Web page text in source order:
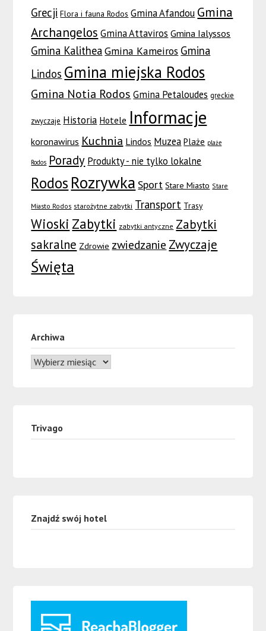
Grecji Flora i fauna Rodos Gmina Afandou Gmina
Archangelos Gmina Attaviros Gmina Ialyssos
Gmina Kalithea Gmina Kameiros Gmina
Lindos Gmina miejska Rodos
Gmina Notia Rodos Gmina Petaloudes greckie
zwyczaje Historia Hotele Informacje
koronawirus Kuchnia Lindos Muzea Plaże plaże
Rodos Porady Produkty - nie tylko lokalne
Rodos Rozrywka Sport Stare Miasto Stare
Miasto Rodos starożytne zabytki Transport Trasy
Wioski Zabytki zabytki antyczne Zabytki
sakralne Zdrowie zwiedzanie Zwyczaje
Święta
Archiwa
Trivago
Znajdź swój hotel